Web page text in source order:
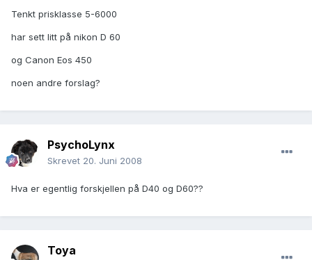
Tenkt prisklasse 5-6000
har sett litt på nikon D 60
og Canon Eos 450
noen andre forslag?
PsychoLynx
Skrevet 20. Juni 2008
Hva er egentlig forskjellen på D40 og D60??
Toya